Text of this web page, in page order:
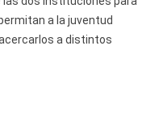
a la juventud
a distintos